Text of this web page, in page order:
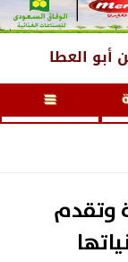
أبو العطا
وتقدم